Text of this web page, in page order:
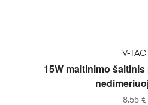
ĮV-TAC
15W maitinimo šaltinis
8.55 €